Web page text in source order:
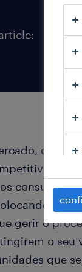
a
gerir o
o seu
que